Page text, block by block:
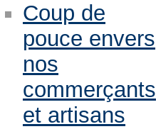
Coup de
pouce envers
nos
commerçants
et artisans